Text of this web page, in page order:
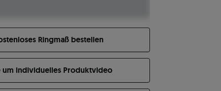
Ringmaß bestellen
um individuelles Produktvideo